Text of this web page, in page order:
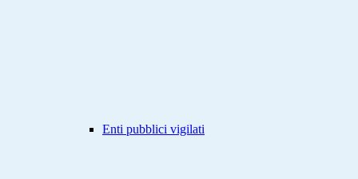
Enti pubblici vigilati